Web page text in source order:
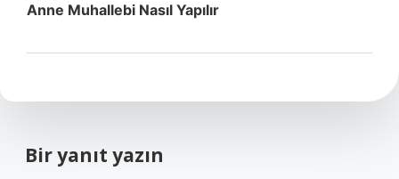
Anne Muhallebi Nasıl Yapılır
Bir yanıt yazın